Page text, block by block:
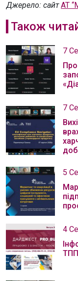
Джерело: сайт АТ
Також
7
Про
7
5
4